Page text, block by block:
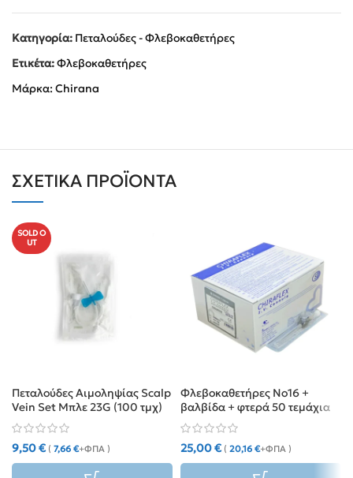
Κατηγορία: Πεταλούδες - Φλεβοκαθετήρες
Ετικέτα:Φλεβοκαθετήρες
Μάρκα: Chirana
ΣΧΕΤΙΚΆ ΠΡΟΪΌΝΤΑ
SOLD O
UT
Πεταλούδες Αιμοληψίας Scalp
Vein Set Μπλε 23G (100 τμχ)
9,50€ ( 7,66 €+ΦΠΑ )
Φλεβοκαθετήρες Νο16 +
βαλβίδα + φτερά 50 τεμάχια
γκρι
25,00€ ( 20,16 €+ΦΠΑ )